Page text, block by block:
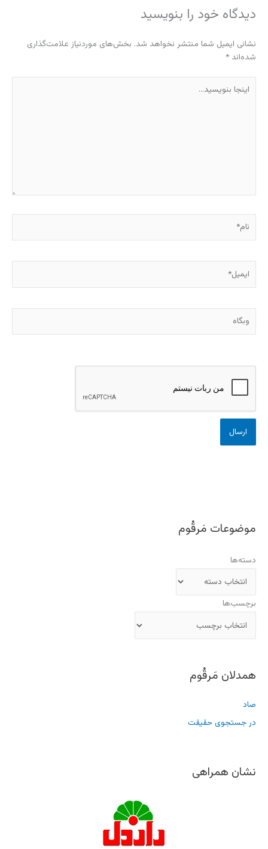
دیدگاه‌ خود را بنویسید
نشانی ایمیل شما منتشر نخواهد شد. بخش‌های موردنیاز علامت‌گذاری
شده‌اند *
بنویسید…
وبگاه
موضوعات مَرقُوم
دسته‌ها
برچسب‌ها
همدلان مَرقُوم
صاد
در جستجوی حقیقت
نشان همراهی